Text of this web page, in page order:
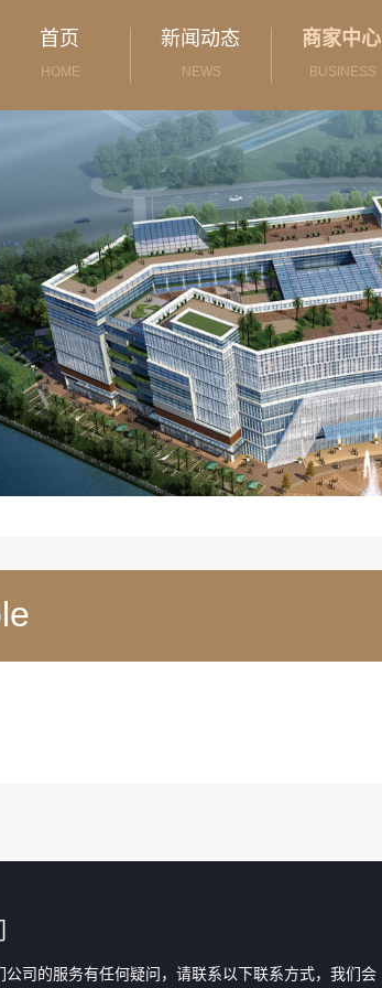
首页 新闻动态 商家中心
BUSINESS
HOME NEWS
公司的服务有任何疑问，请联系以下联系方式，我们会